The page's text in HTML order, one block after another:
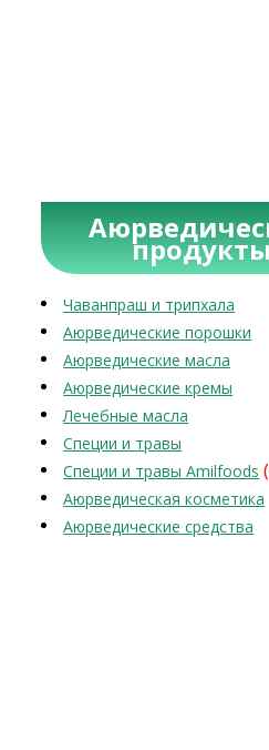
Чаванпраш и трипхала
Аюрведические порошки
Аюрведические масла
Аюрведические кремы
Лечебные масла
Специи и травы
Специи и травы Amilfoods
Аюрведическая косметика
Аюрведические средства